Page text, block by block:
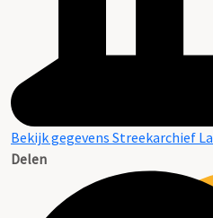
Bekijk gegevens Streekarchief
Delen